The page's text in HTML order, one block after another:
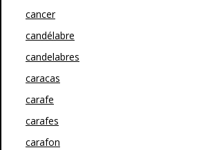
cancer
candélabre
candelabres
caracas
carafe
carafes
carafon